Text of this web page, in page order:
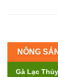
NÔNG
Gà Lạc Thủy